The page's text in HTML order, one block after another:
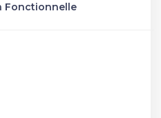
Fonctionnelle